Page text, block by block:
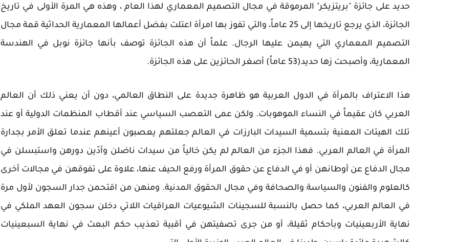
حديد على جائزة "بريتزيكر" المرموقة في مجال التصميم المعماري لهذا العام ، وهذه هي المرة الأولى في تاريخ
الجائزة، الذي يرجع تاريخها إلى 25 عاماً، والتي تفوز بها امرأة اعتلت بفضل أعمالها المعمارية الحداثية قمة مجال
التصميم المعماري التي يهيمن عليها الرجال. علماً أن هذه الجائزة توصف بأنها جائزة نوبل في الهندسة
المعمارية، وأصبحت زها حديد(53 عاماً) أصغر الحائزين على هذه الجائزة.
هذا الاعتراف بالمرأة في الدول العربية هو ظاهرة جديدة على النطاق العالمي، دون أن يعني ذلك أن العالم
العربي كان عقيماً في النساء الموهوبات. ولكن عمى التعصب السياسي عند أقطاب المنظمات الدولية أو عند
تلك الهيئات المعنية بتسمية السيدات البارزات في العالم جعلتهم يعصبون أعينهم عندما تعلق الأمر بجدارة
المرأة في العالم العربي. فهذا الجزء من العالم لم يكن خالياً من سيدات ناضلن وأدّين دورهن واستبسلن في
مجال الدفاع عن أوطانهن أو في الدفاع عن حقوق المرأة ورفع الحيف عنها، علاوة على تفوقهن في مجالات أخرى
كالعلوم والفنون والسياسة والصحافة وفي مجال الحقوق المدنية. ومنهن من اقتحمن جدار السجون لأول مرة
في العالم العربي، كما حصل بالنسبة للسجينات الشيوعيات العراقيات اللاتي دخلن سجون العهد الملكي في
نهاية الأربعينيات وبأحكام ثقيلة، أو من جرى تصفيتهن في أقبية تعذيب حكم البعث في نهاية السبعينيات